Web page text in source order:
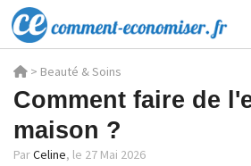
> Beauté & Soins
Comment faire de
maison ?
ParCeline, le 27 Mai 2026